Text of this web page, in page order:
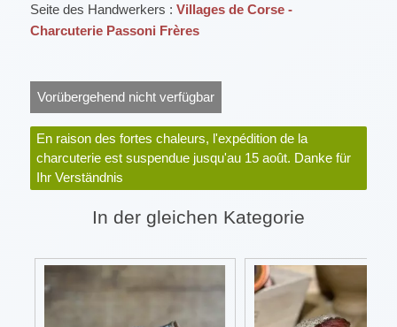
Seite des Handwerkers : Villages de Corse -
Charcuterie Passoni Frères
Vorübergehend nicht verfügbar
En raison des fortes chaleurs, l'expédition de la
charcuterie est suspendue jusqu'au 15 août. Danke für
Ihr Verständnis
In der gleichen Kategorie